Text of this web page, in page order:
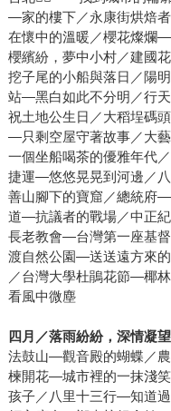
—家的樓下／永康街烘焙
在懷中的溫暖／櫻花燦爛
櫻繽紛，夢中小村／建國
挖子尾的小船與落日／陽
站—黑白如此不分明／行
祝土地公生日／大稻埕碼
—只剩空屋守著故事／大
一個坐船喝茶的優雅年代
捷運—悠悠晃晃到河邊／
善山腳下的寶窟／總統府
道—抗議者的戰場／中正
長老教會—台灣第一座基
渡自然公園—送送遠方來
／台灣大學杜鵑花節—椰
看風中微塵
四月／落雨紛紛，深情凝望
法鼓山—觀音殿的蝴蝶／
楝開花—城市裡的一抹淺
孩子／八里十三行—知道